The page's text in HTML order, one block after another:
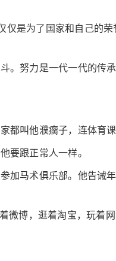
是为了国家和自己的荣
。努力是一代一代的传承
叫他濮瘸子，连体育课
要跟正常人一样。
加马术俱乐部。他告诫
微博，逛着淘宝，玩着